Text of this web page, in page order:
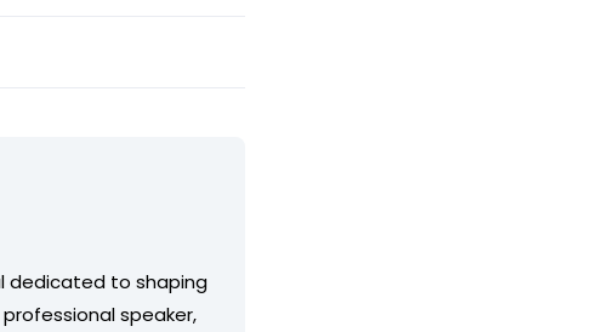
dedicated to shaping
speaker,